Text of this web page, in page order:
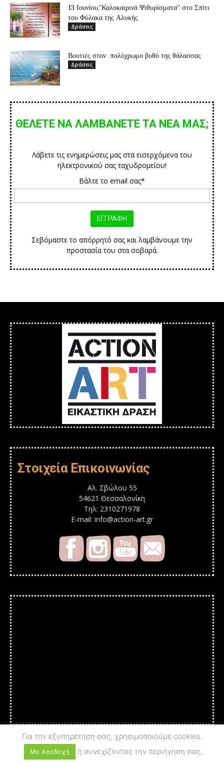
13 Ιουνίου,”Καλοκαιρινά Ψιθυρίσματα” στο Σπίτι
του Φύλακα της Αλυκής
Δράσεις
Βουτιές στον πολύχρωμο βυθό της θάλασσας
Δράσεις
ΘΕΛΕΤΕ ΝΑ ΛΑΜΒΑΝΕΤΕ ΤΑ ΝΕΑ ΜΑΣ;
Λάβετε τις ενημερώσεις μας στα εισερχόμενα του
ηλεκτρονικού σας ταχυδρομείου!
Βάλτε το email σας*
Σεβόμαστε το απόρρητό σας και λαμβάνουμε την
προστασία του στα σοβαρά.
Στοιχεία Επικοινωνίας
Αλ. Σβώλου 55
54621 Θεσσαλονίκη
Τηλ: 2310271978
E-mail: info@action-art.gr
Για την εξυπηρέτηση σας, χρησιμοποιούμε cookies.
Με Αποδοχή
ή συνεχίζοντας την περιήγηση σας,